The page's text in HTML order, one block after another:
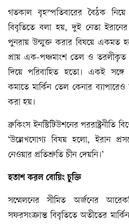
গতকাল বৃহস্পতিবারের বৈঠক নিয়ে
বিবৃতিতে বলা হয়, দুই নেতা
পুনরায় উন্মুক্ত করার বিষয়ে একমত
প্রায় এক-পঞ্চমাংশ তেল ও
দিয়ে পরিবাহিত হতো। একই সঙ্গে
কমাতে মার্কিন তেল কেনার
করা হয়।
ব্রুকিংস ইনস্টিটিউশনের পররাষ্ট্রনীতি
‘উল্লেখযোগ্য বিষয় হলো, ইরান
নেওয়ার প্রতিশ্রুতি চীন দেয়নি।’
হতাশ করল বোয়িং চুক্তি
সম্মেলনের সীমিত অর্জনের
সফরসংক্রান্ত বিবৃতিতে অতীতের